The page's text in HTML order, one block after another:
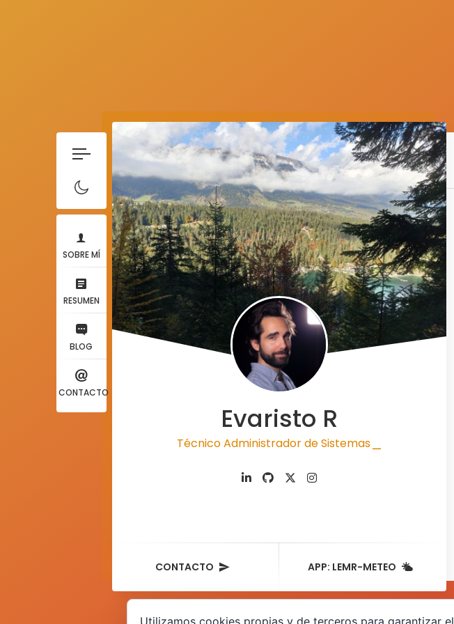
SOBRE MÍ
RESUMEN
BLOG
CONTACTO
Evaristo R
Técnico Administrador de Sistemas |
CONTACTO APP: LEMR-METEO
Utilizamos cookies propias y de terceros para garantizar el